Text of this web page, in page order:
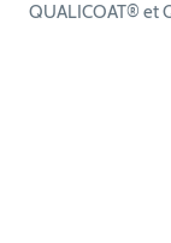
QUALICOAT® et